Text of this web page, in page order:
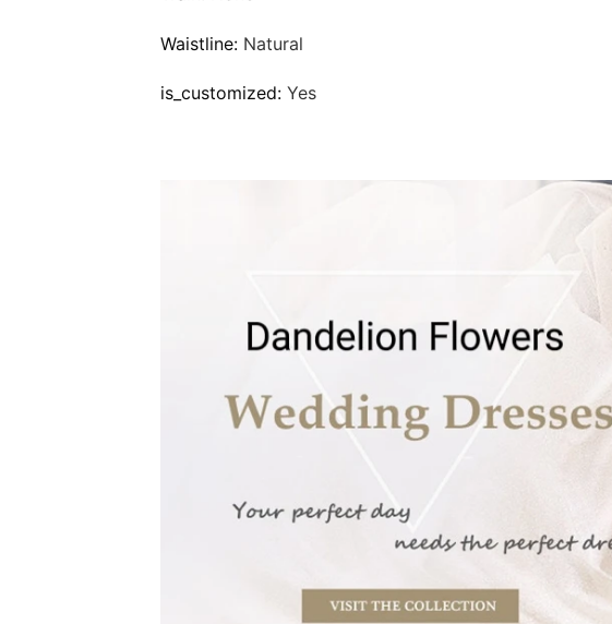
Waistline: Natural
is_customized: Yes